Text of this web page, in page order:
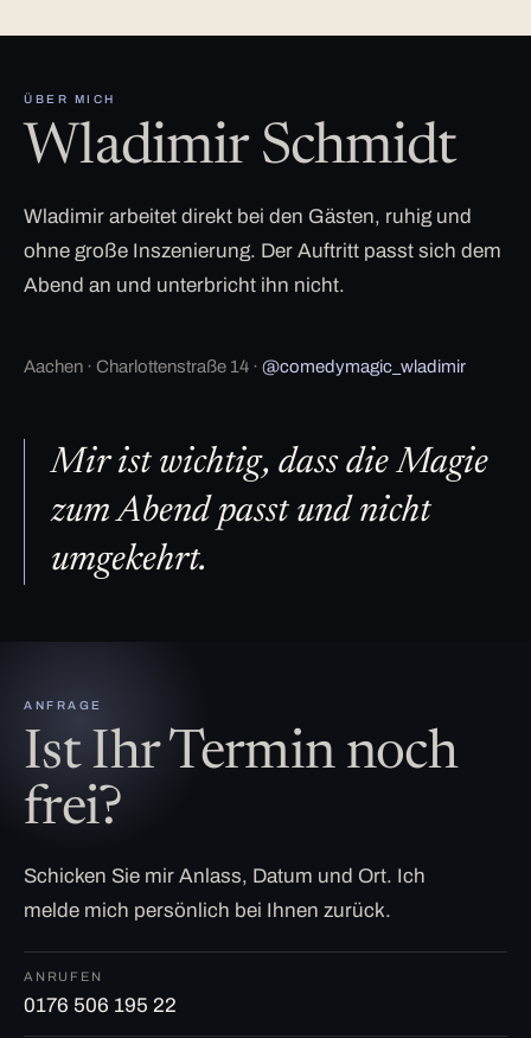
ÜBER MICH
Wladimir Schmidt
Wladimir arbeitet direkt bei den Gästen, ruhig und
ohne große Inszenierung. Der Auftritt passt sich dem
Abend an und unterbricht ihn nicht.
Aachen · Charlottenstraße 14 · @comedymagic_wladimir
Mir ist wichtig, dass die Magie
zum Abend passt und nicht
umgekehrt.
ANFRAGE
Ist Ihr Termin noch
frei?
Schicken Sie mir Anlass, Datum und Ort. Ich
melde mich persönlich bei Ihnen zurück.
ANRUFEN
0176 506 195 22